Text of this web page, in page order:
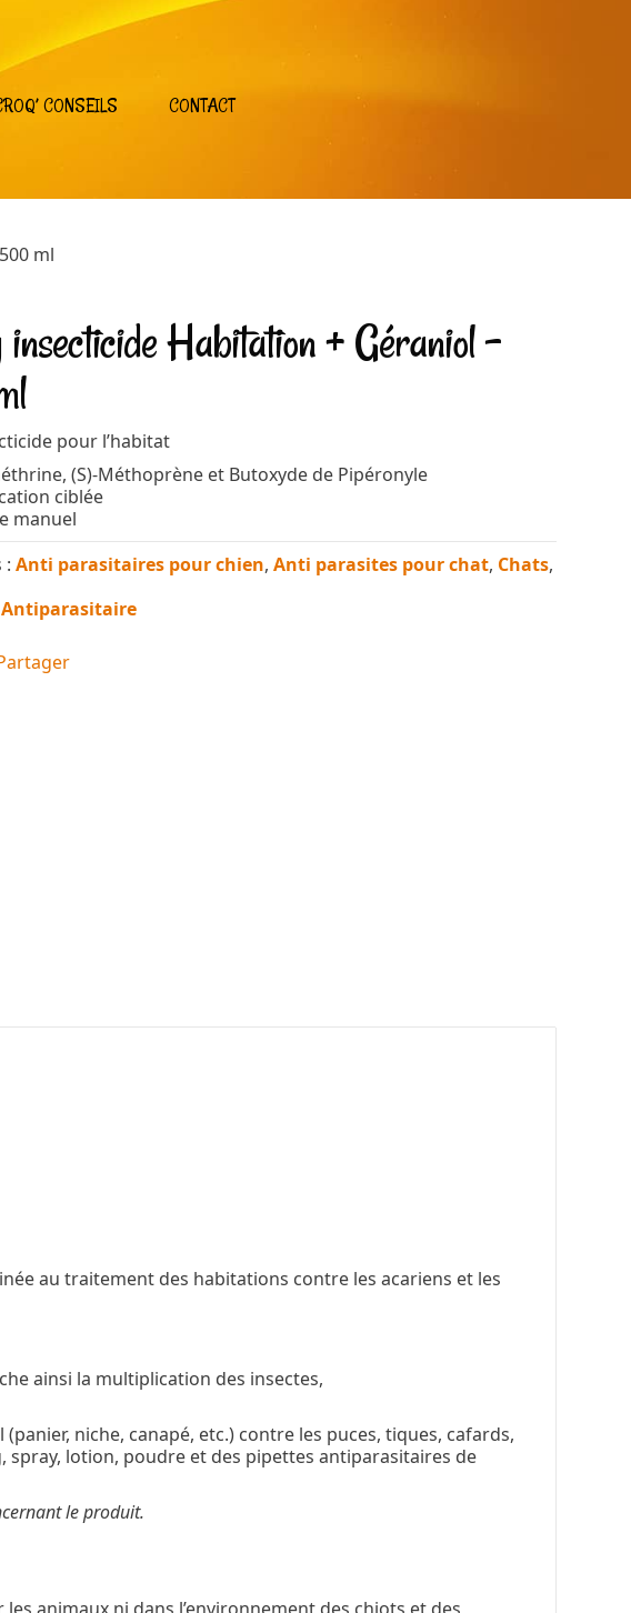
CONSEILS CONTACT
ml
Habitation + Géraniol –
pour l’habitat
(S)-Méthoprène et Butoxyde de Pipéronyle
ciblée
manuel
:Anti parasitaires pour chien,Anti parasites pour chat, Chats,
Antiparasitaire
au traitement des habitations contre les acariens et les
ainsi la multiplication des insectes,
niche, canapé, etc.) contre les puces, tiques, cafards,
lotion, poudre et des pipettes antiparasitaires de
le produit.